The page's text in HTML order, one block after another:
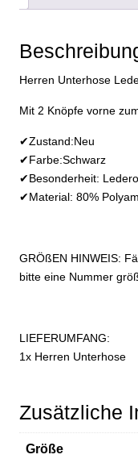
2XL
Menge
Herren Unterhose
Mit 2 Knöpfe vorne
✔Zustand:Neu
✔Farbe:Schwarz
✔Besonderheit:
✔Material: 80%
GRÖßEN HINWEIS:
bitte eine Nummer
LIEFERUMFANG:
1x Herren Unterhose
Zusätzliche
Größe